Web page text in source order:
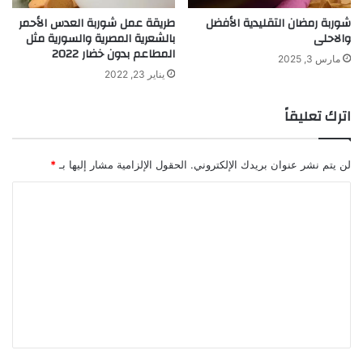
شوربة رمضان التقليدية الأفضل
والاحلى
مارس 3, 2025
طريقة عمل شوربة العدس الأحمر
بالشعرية المصرية والسورية مثل
المطاعم بدون خضار 2022
يناير 23, 2022
اترك تعليقاً
لن يتم نشر عنوان بريدك الإلكتروني. الحقول الإلزامية مشار إليها بـ *